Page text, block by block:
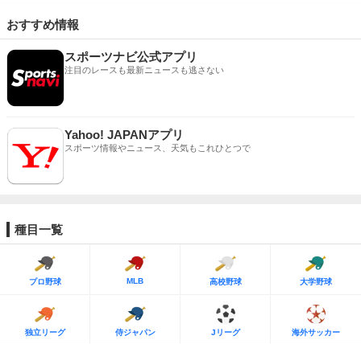
おすすめ情報
スポーツナビ公式アプリ
注目のレースも最新ニュースも逃さない
Yahoo! JAPANアプリ
スポーツ情報やニュース、天気もこれひとつで
種目一覧
プロ野球 MLB 高校野球 大学野球
独立リーグ 侍ジャパン Jリーグ 海外サッカー